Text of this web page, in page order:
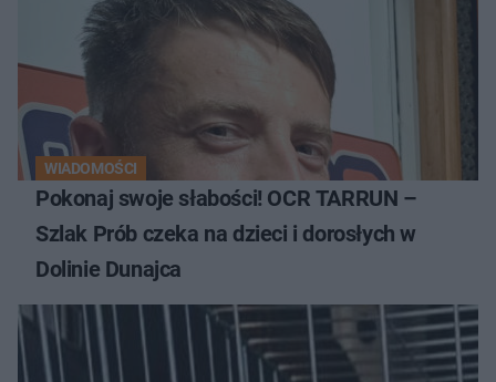
WIADOMOŚCI
Pokonaj swoje słabości! OCR TARRUN –
Szlak Prób czeka na dzieci i dorosłych w
Dolinie Dunajca